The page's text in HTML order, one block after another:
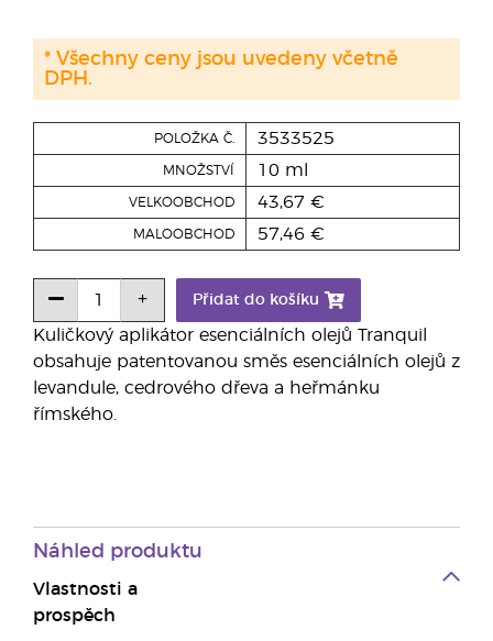
Kuličkový aplikátor esenciálních olejů Tranquil
obsahuje patentovanou směs esenciálních olejů z
levandule, cedrového dřeva a heřmánku
římského.
POLOŽKA Č. 3533525
MNOŽSTVÍ 10 ml
VELKOOBCHOD 43,67 €
MALOOBCHOD 57,46 €
Přidat do košíku
* Všechny ceny jsou uvedeny včetně
DPH.
Náhled produktu
Vlastnosti a
prospěch